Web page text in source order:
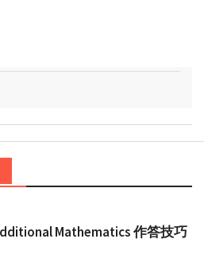
Mathematics 作答技巧